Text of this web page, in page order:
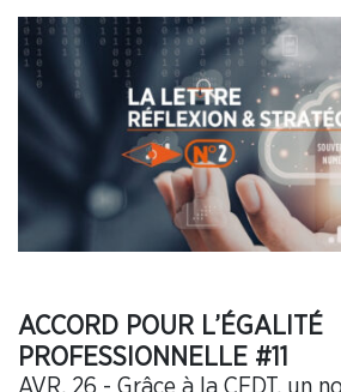
ACCORD POUR L’ÉGALITÉ
PROFESSIONNELLE #11
AVR. 26 - Grâce à la CFDT, un